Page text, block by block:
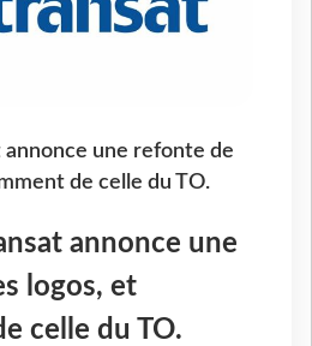
annonce une refonte de
de celle du TO.
annonce une
logos, et
celle du TO.